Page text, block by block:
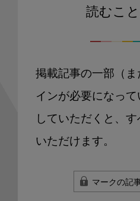
読むこ
掲載記事の一部（
インが必要になっ
していただくと、
いただけます。
マークの記